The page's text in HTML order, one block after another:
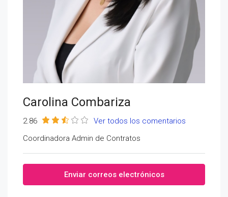
Carolina Combariza
2.86
Ver todos los comentarios
Coordinadora Admin de Contratos
Enviar correos electrónicos